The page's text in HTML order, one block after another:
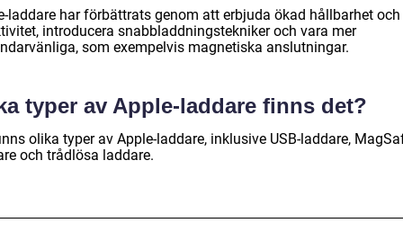
laddare har förbättrats genom att erbjuda ökad hållbarhet och
introducera snabbladdningstekniker och vara mer
som exempelvis magnetiska anslutningar.
typer av Apple-laddare finns det?
olika typer av Apple-laddare, inklusive USB-laddare,
och trådlösa laddare.